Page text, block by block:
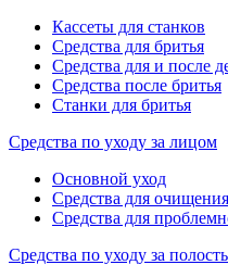
Кассеты для станков
Средства для бритья
Средства для и после
Средства после бритья
Станки для бритья
Средства по уходу за лицом
Основной уход
Средства для
Средства для
Средства по уходу за